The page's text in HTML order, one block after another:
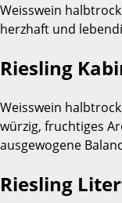
Weisswein
herzhaft und
Riesling
Weisswein
würzig, fruchtiges
ausgewogene
Riesling